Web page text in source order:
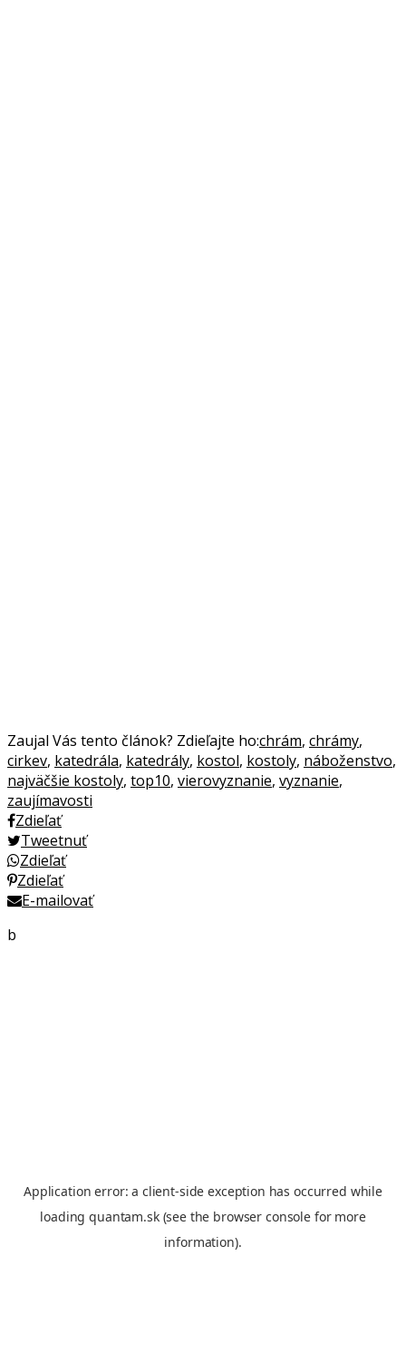
Zaujal Vás tento článok? Zdieľajte ho:chrám, chrámy,
cirkev, katedrála, katedrály, kostol, kostoly, náboženstvo,
najväčšie kostoly, top10, vierovyznanie, vyznanie,
zaujímavosti
Zdieľať
Tweetnuť
Zdieľať
Zdieľať
E-mailovať
b